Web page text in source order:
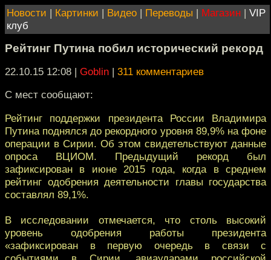
Новости | Картинки | Видео | Переводы | Магазин | VIP
клуб
Рейтинг Путина побил исторический рекорд
22.10.15 12:08 | Goblin | 311 комментариев
С мест сообщают:
Рейтинг поддержки президента России Владимира
Путина поднялся до рекордного уровня 89,9% на фоне
операции в Сирии. Об этом свидетельствуют данные
опроса ВЦИОМ. ​Предыдущий рекорд был
зафиксирован в июне 2015 года, когда в среднем
рейтинг одобрения деятельности главы государства
составлял 89,1%.
В исследовании отмечается, что столь высокий
уровень одобрения работы президента
«зафиксирован в первую очередь в связи с